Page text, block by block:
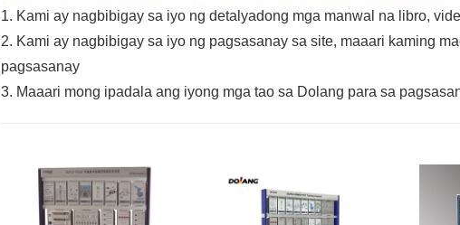
1. Kami ay nagbibigay sa iyo ng detalyadong mga manwal na libro,
2. Kami ay nagbibigay sa iyo ng pagsasanay sa site, maaari kaming
pagsasanay
3. Maaari mong ipadala ang iyong mga tao sa Dolang para sa